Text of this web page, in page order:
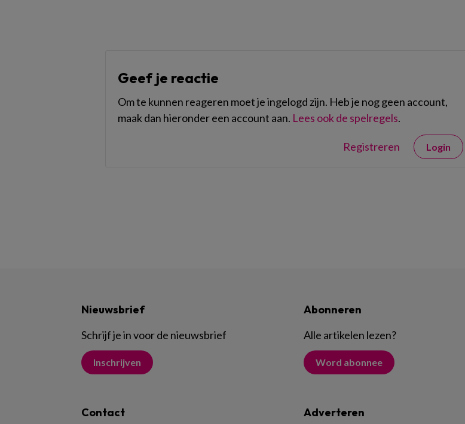
Geef je reactie
Om te kunnen reageren moet je ingelogd zijn. Heb je nog geen account,
maak dan hieronder een account aan. Lees ook de spelregels.
Registreren Login
Nieuwsbrief
Schrijf je in voor de nieuwsbrief
Inschrijven
Abonneren
Alle artikelen lezen?
Word abonnee
Contact Adverteren